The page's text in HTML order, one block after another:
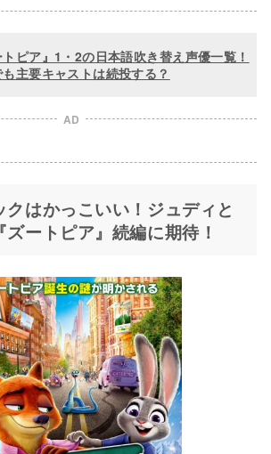
トピア』1・2の日本語吹き替え声優一覧！
主要キャストは続投する？
AD
はかっこいい！ジュディと
ートピア』続編に期待！